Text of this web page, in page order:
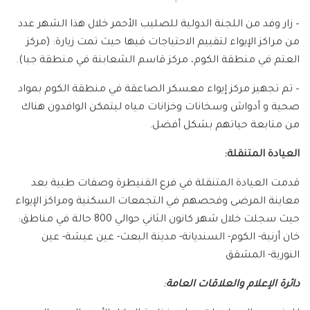
– زار وفد من اللجنة الدولية للصليب الأحمر خلال هذا الشهر عدد
من مراكز الإيواء لتقييم الاحتياجات فيها حيث تمت زيارة: (مركز
العتم في منطقة الكوم، مركز قاسم الشعابنة في منطقة جبا).
– تم تجهيز مركز إيواء معسكر الصاعقة في منطقة الكوم بمواد
صحية و أدواش وسخانات وخزانات مياه ليتمكن الوافدون هناك
من متابعة حياتهم بشكل أفضل.
العيادة المتنقلة:
قدمت العيادة المتنقلة في فرع القنيطرة وصفات طبية بعد
معاينة المرضى وفحصهم في التجمعات السكنية ومراكز الإيواء
حيث سجلت خلال شهر كانون الثاني حوالي 800 حالة في مناطق:
خان أرنبة- الكوم- السنديانة- مدينة البعث- عين عيشة- عين
النورية- المشقق
دائرة الإعلام والعلاقات العامة: